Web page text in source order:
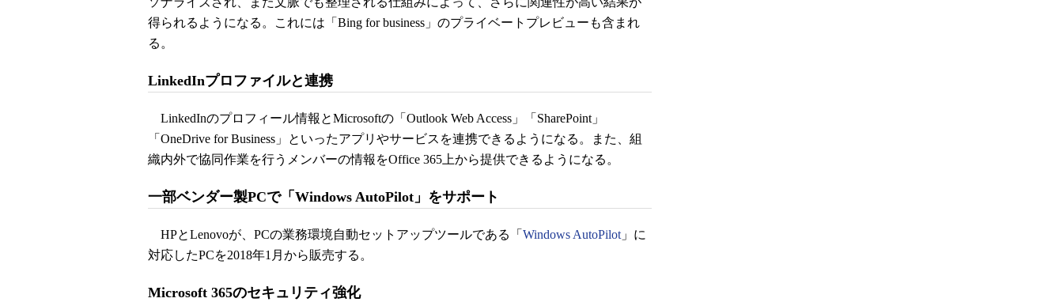
得られるようになる。これには「Bing for business」のプライベートプレビューも含まれ
る。
LinkedInプロファイルと連携
LinkedInのプロフィール情報とMicrosoftの「Outlook Web Access」「SharePoint」
「OneDrive for Business」といったアプリやサービスを連携できるようになる。また、組
織内外で協同作業を行うメンバーの情報をOffice 365上から提供できるようになる。
一部ベンダー製PCで「Windows AutoPilot」をサポート
HPとLenovoが、PCの業務環境自動セットアップツールである「 Windows AutoPilot 」に
対応したPCを2018年1月から販売する。
Microsoft 365のセキュリティ強化